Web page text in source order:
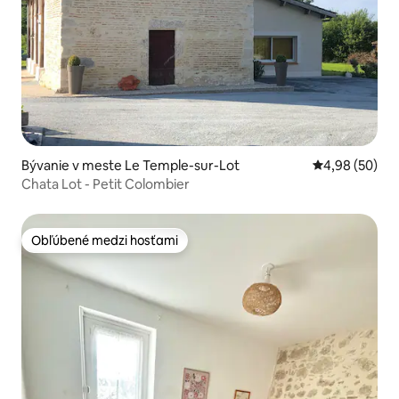
Bývanie v meste Le Temple-sur-Lot Priemerné
4,98 (50)
Chata Lot - Petit Colombier
Obľúbené medzi hosťami
Obľúbené medzi hosťami